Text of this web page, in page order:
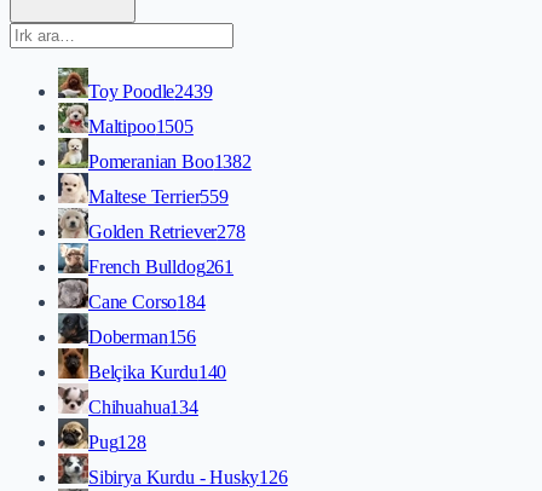
Toy Poodle2439
Maltipoo1505
Pomeranian Boo1382
Maltese Terrier559
Golden Retriever278
French Bulldog261
Cane Corso184
Doberman156
Belçika Kurdu140
Chihuahua134
Pug128
Sibirya Kurdu - Husky126